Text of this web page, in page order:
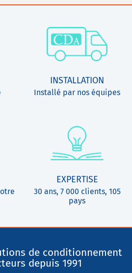
INSTALLATION
Installé par nos équipes
EXPERTISE
30 ans, 7 000 clients, 105
pays
de conditionnement
depuis 1991